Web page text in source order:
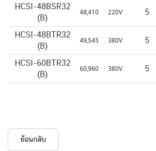
HCSI-48BSR32
(B)
48,410 220V 5
HCSI-48BTR32
(B)
49,545 380V 5
HCSI-60BTR32
(B)
60,960 380V 5
ย้อนกลับ